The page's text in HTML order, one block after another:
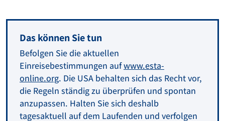
Das können Sie tun
Befolgen Sie die aktuellen
Einreisebestimmungen aufwww.esta-
online.org. Die USA behalten sich das Recht vor,
die Regeln ständig zu überprüfen und spontan
anzupassen. Halten Sie sich deshalb
tagesaktuell auf dem Laufenden und verfolgen